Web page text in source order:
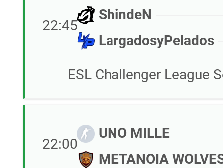
22:45
ShindeN
LargadosyPelados
ESL Challenger League
22:00
UNO MILLE
METANOIA